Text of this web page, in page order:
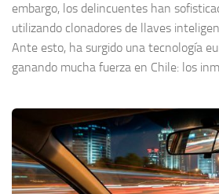
embargo, los delincuentes han
utilizando clonadores de llaves
Ante esto, ha surgido una tecnología
ganando mucha fuerza en Chile: los